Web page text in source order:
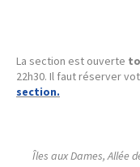
La section est ouverte
22h30. Il faut réserver
section.
Îles aux Dames, Allée